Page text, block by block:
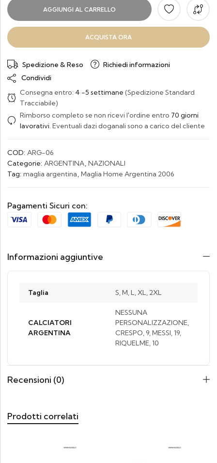
AGGIUNGI AL CARRELLO
ACQUISTA ORA
Spedizione & Reso
Richiedi informazioni
Condividi
Consegna entro: 4 -5 settimane (Spedizione Standard
Tracciabile)
Rimborso completo se non ricevi l'ordine entro 70 giorni
lavorativi. Eventuali dazi doganali sono a carico del cliente
COD: ARG-06
Categorie: ARGENTINA, NAZIONALI
Tag: maglia argentina, Maglia Home Argentina 2006
Pagamenti Sicuri con:
Informazioni aggiuntive
Taglia S, M, L, XL, 2XL
CALCIATORI
ARGENTINA
NESSUNA
PERSONALIZZAZIONE,
CRESPO, 9, MESSI, 19,
RIQUELME, 10
Recensioni (0)
Prodotti correlati